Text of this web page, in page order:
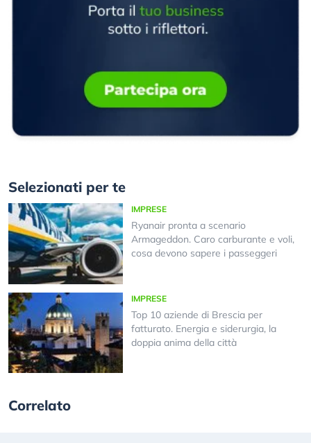
Selezionati per te
IMPRESE
Ryanair pronta a scenario
Armageddon. Caro carburante e voli,
cosa devono sapere i passeggeri
IMPRESE
Top 10 aziende di Brescia per
fatturato. Energia e siderurgia, la
doppia anima della città
Correlato